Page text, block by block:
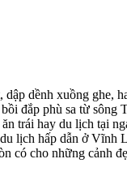
dềnh xuồng ghe,
phù sa từ sông
hay du lịch tại
hấp dẫn ở Vĩnh
cho những cảnh